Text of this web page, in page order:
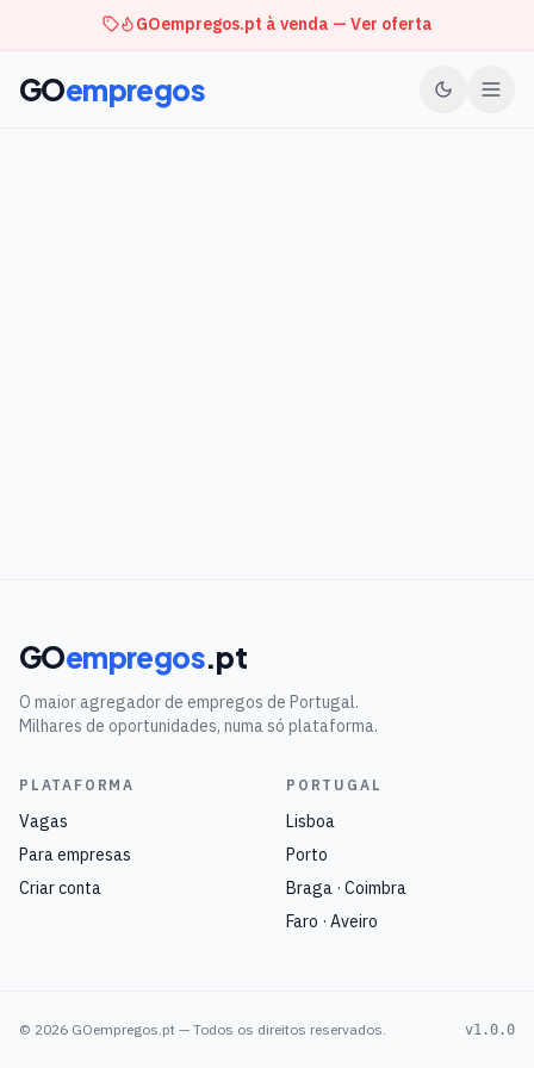
GOempregos.pt à venda — Ver oferta
GOempregos
GOempregos.pt
O maior agregador de empregos de Portugal.
Milhares de oportunidades, numa só plataforma.
PLATAFORMA
Vagas
Para empresas
Criar conta
PORTUGAL
Lisboa
Porto
Braga · Coimbra
Faro · Aveiro
© 2026 GOempregos.pt — Todos os direitos reservados. v1.0.0